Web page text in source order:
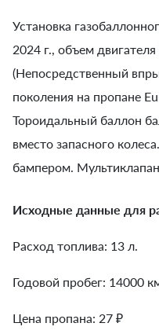
Установка
2024 г., объем
(Непосредственный
поколения на пропане
Тороидальный баллон
вместо запасного
бампером. Мультиклапан
Исходные данные для
Расход топлива: 13 л.
Годовой пробег: 14000
Цена пропана: 27 ₽